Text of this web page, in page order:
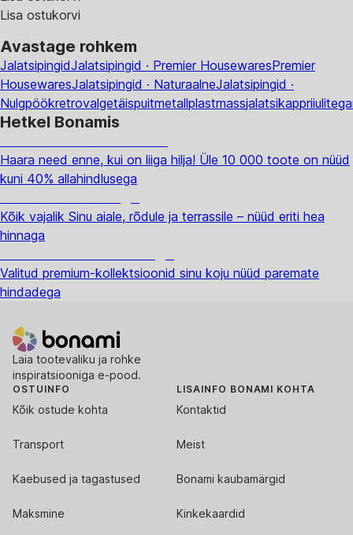
Lisa ostukorvi
Avastage rohkem
JalatsipingidJalatsipingid · Premier HousewaresPremier
HousewaresJalatsipingid · NaturaalneJalatsipingid ·
Nulgpöökretrovalgetäispuitmetallplastmassjalatsikappriiulitega
Hetkel Bonamis
Haara need enne, kui on liiga hilja! Üle 10 000 toote on nüüd
kuni 40% allahindlusega
Kõik vajalik Sinu aiale, rõdule ja terrassile – nüüd eriti hea
hinnaga
Valitud premium-kollektsioonid sinu koju nüüd paremate
hindadega
Laia tootevaliku ja rohke
inspiratsiooniga e-pood.
OSTUINFO
Kõik ostude kohta
Transport
Kaebused ja tagastused
Maksmine
LISAINFO BONAMI KOHTA
Kontaktid
Meist
Bonami kaubamärgid
Kinkekaardid